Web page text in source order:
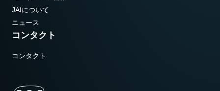
JAIについて
ニュース
コンタクト
コンタクト